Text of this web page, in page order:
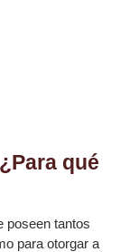
qué
poseen tantos
para otorgar a